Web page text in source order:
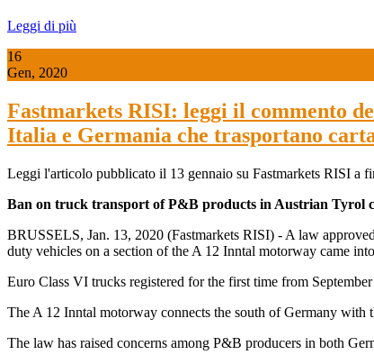
Leggi di più
16
Gen, 2020
Fastmarkets RISI: leggi il commento
Italia e Germania che trasportano
Leggi l'articolo pubblicato il 13 gennaio su Fastmarkets RISI a
Ban on truck transport of P&B products in Austrian Tyrol
BRUSSELS, Jan. 13, 2020 (Fastmarkets RISI) - A law
duty vehicles on a section of the A 12 Inntal motorway came
Euro Class VI trucks registered for the first time from
The A 12 Inntal motorway connects the south of Germany
The law has raised concerns among P&B producers in both